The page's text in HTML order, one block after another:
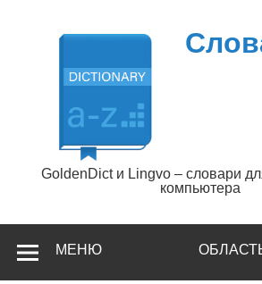
содержимому
GoldenDict и Lingvo – словари
компьютера
МЕНЮ